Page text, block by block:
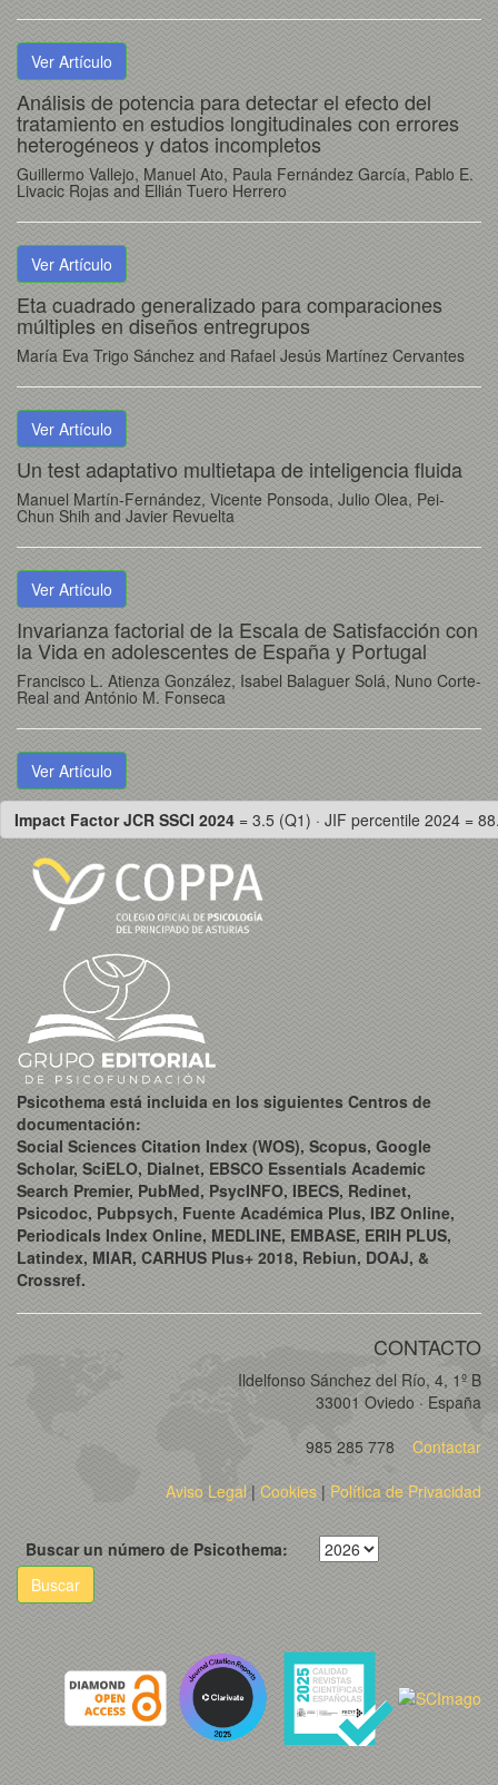
Ver Artículo
Análisis de potencia para detectar el efecto del
tratamiento en estudios longitudinales con errores
heterogéneos y datos incompletos
Guillermo Vallejo, Manuel Ato, Paula Fernández García, Pablo E.
Livacic Rojas and Ellián Tuero Herrero
Ver Artículo
Eta cuadrado generalizado para comparaciones
múltiples en diseños entregrupos
María Eva Trigo Sánchez and Rafael Jesús Martínez Cervantes
Ver Artículo
Un test adaptativo multietapa de inteligencia fluida
Manuel Martín-Fernández, Vicente Ponsoda, Julio Olea, Pei-
Chun Shih and Javier Revuelta
Ver Artículo
Invarianza factorial de la Escala de Satisfacción con
la Vida en adolescentes de España y Portugal
Francisco L. Atienza González, Isabel Balaguer Solá, Nuno Corte-
Real and António M. Fonseca
Ver Artículo
Impact Factor JCR SSCI 2024 = 3.5 (Q1) · JIF percentile 2024 =
Psicothema está incluida en los siguientes Centros de
documentación:
Social Sciences Citation Index (WOS), Scopus, Google
Scholar, SciELO, Dialnet, EBSCO Essentials Academic
Search Premier, PubMed, PsycINFO, IBECS, Redinet,
Psicodoc, Pubpsych, Fuente Académica Plus, IBZ Online,
Periodicals Index Online, MEDLINE, EMBASE, ERIH PLUS,
Latindex, MIAR, CARHUS Plus+ 2018, Rebiun, DOAJ, &
Crossref.
CONTACTO
Ildelfonso Sánchez del Río, 4, 1º B
33001 Oviedo · España
985 285 778
Contactar
Aviso Legal| Cookies | Política de Privacidad
Buscar un número de Psicothema:
Buscar